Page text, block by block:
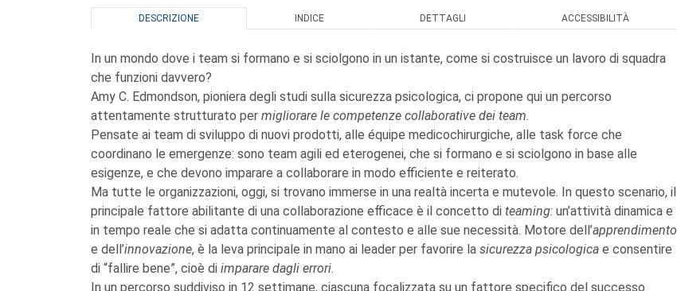
DESCRIZIONE INDICE DETTAGLI ACCESSIBILITÀ
In un mondo dove i team si formano e si sciolgono in un istante, come si costruisce un lavoro di squadra
che funzioni davvero?
Amy C. Edmondson, pioniera degli studi sulla sicurezza psicologica, ci propone qui un percorso
attentamente strutturato per migliorare le competenze collaborative dei team.
Pensate ai team di sviluppo di nuovi prodotti, alle équipe medicochirurgiche, alle task force che
coordinano le emergenze: sono team agili ed eterogenei, che si formano e si sciolgono in base alle
esigenze, e che devono imparare a collaborare in modo efficiente e reiterato.
Ma tutte le organizzazioni, oggi, si trovano immerse in una realtà incerta e mutevole. In questo scenario, il
principale fattore abilitante di una collaborazione efficace è il concetto di teaming: un’attività dinamica e
in tempo reale che si adatta continuamente al contesto e alle sue necessità. Motore dell’apprendimento
e dell’innovazione, è la leva principale in mano ai leader per favorire la sicurezza psicologica e consentire
di “fallire bene”, cioè di imparare dagli errori.
In un percorso suddiviso in 12 settimane, ciascuna focalizzata su un fattore specifico del successo